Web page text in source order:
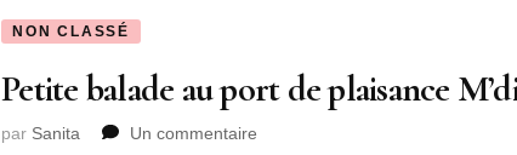
NON CLASSÉ
Petite balade au port de plaisance
par Sanita Un commentaire